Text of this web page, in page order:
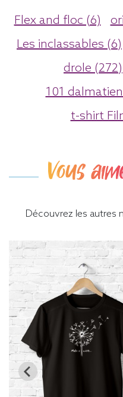
Flex and floc (6)
Les inclassables (6)
drole (272)
101
t-shirt
Vous
Découvrez les autres